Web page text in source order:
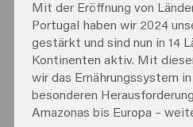
Mit der Eröffnung von
Portugal haben wir 2024
gestärkt und sind nun in 14
Kontinenten aktiv. Mit
wir das Ernährungssystem
besonderen
Amazonas bis Europa –